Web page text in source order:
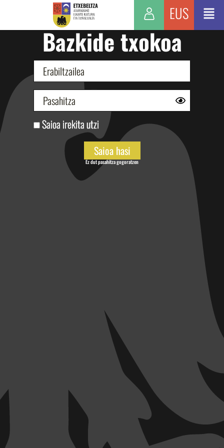
EUS
Bazkide txokoa
Saioa irekita utzi
Ez dut pasahitza gogoratzen